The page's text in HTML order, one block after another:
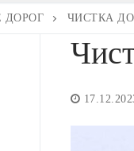
ДОРОГ ЧИСТКА